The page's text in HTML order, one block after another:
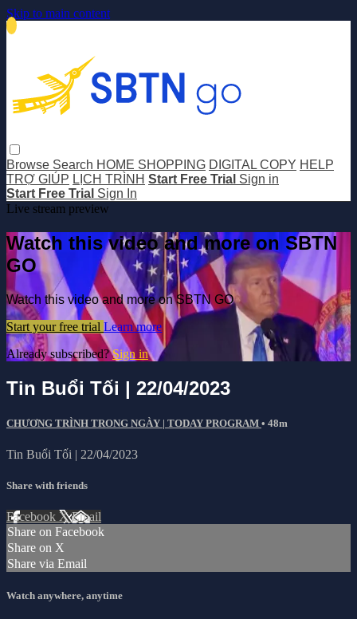
Skip to main content
Browse Search HOME SHOPPING DIGITAL COPY HELP
TRỢ GIÚP LỊCH TRÌNH Start Free Trial Sign in
Start Free Trial Sign In
Live stream preview
Watch this video and more on SBTN
GO
Watch this video and more on SBTN GO
Start your free trial Learn more
Already subscribed?Sign in
Tin Buổi Tối | 22/04/2023
CHƯƠNG TRÌNH TRONG NGÀY | TODAY PROGRAM • 48m
Tin Buổi Tối | 22/04/2023
Share with friends
Facebook XEmail
Share on Facebook
Share on X
Share via Email
Watch anywhere, anytime